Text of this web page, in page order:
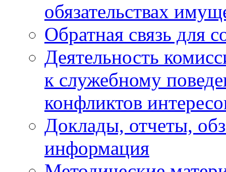
обязательствах
Обратная связь для
Деятельность
к служебному
конфликтов
Доклады, отчеты,
информация